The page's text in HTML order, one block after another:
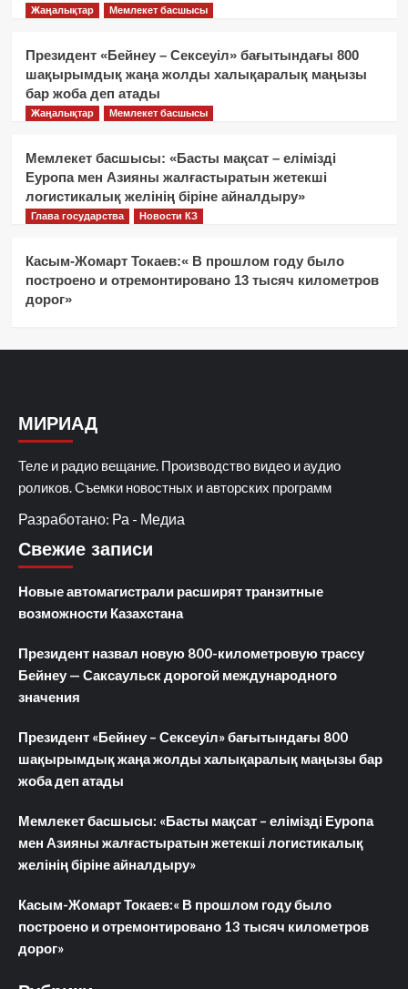
Жаңалықтар Мемлекет басшысы
Президент «Бейнеу – Сексеуіл» бағытындағы 800
шақырымдық жаңа жолды халықаралық маңызы
бар жоба деп атады
Жаңалықтар Мемлекет басшысы
Мемлекет басшысы: «Басты мақсат – елімізді
Еуропа мен Азияны жалғастыратын жетекші
логистикалық желінің біріне айналдыру»
Глава государства Новости КЗ
Касым-Жомарт Токаев:« В прошлом году было
построено и отремонтировано 13 тысяч километров
дорог»
МИРИАД
Теле и радио вещание. Производство видео и аудио
роликов. Съемки новостных и авторских программ
Разработано: Ра - Медиа
Свежие записи
Новые автомагистрали расширят транзитные
возможности Казахстана
Президент назвал новую 800-километровую трассу
Бейнеу — Саксаульск дорогой международного
значения
Президент «Бейнеу – Сексеуіл» бағытындағы 800
шақырымдық жаңа жолды халықаралық маңызы бар
жоба деп атады
Мемлекет басшысы: «Басты мақсат – елімізді Еуропа
мен Азияны жалғастыратын жетекші логистикалық
желінің біріне айналдыру»
Касым-Жомарт Токаев:« В прошлом году было
построено и отремонтировано 13 тысяч километров
дорог»